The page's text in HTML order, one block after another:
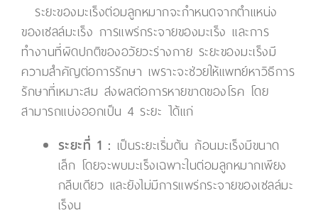
ระยะของมะเร็งต่อมลูกหมากจะกำหนดจากตำแหน่ง
ของเซลล์มะเร็ง การแพร่กระจายของมะเร็ง และการ
ทำงานที่ผิดปกติของอวัยวะร่างกาย ระยะของมะเร็งมี
ความสำคัญต่อการรักษา เพราะจะช่วยให้แพทย์หาวิธีการ
รักษาที่เหมาะสม ส่งผลต่อการหายขาดของโรค โดย
สามารถแบ่งออกเป็น 4 ระยะ ได้แก่
ระยะที่ 1 : เป็นระยะเริ่มต้น ก้อนมะเร็งมีขนาด
เล็ก โดยจะพบมะเร็งเฉพาะในต่อมลูกหมากเพียง
กลีบเดียว และยังไม่มีการแพร่กระจายของเซลล์มะ
เร็งน